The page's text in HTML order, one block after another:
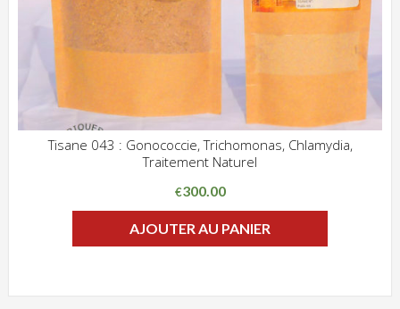
Tisane 043 : Gonococcie, Trichomonas, Chlamydia,
Traitement Naturel
€300.00
AJOUTER AU PANIER